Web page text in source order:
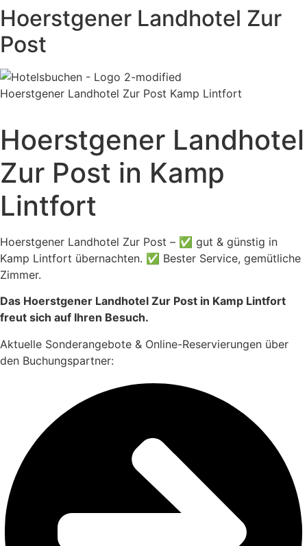
Hoerstgener Landhotel Zur
Post
Hoerstgener Landhotel Zur Post Kamp Lintfort
Hoerstgener Landhotel
Zur Post in Kamp
Lintfort
Hoerstgener Landhotel Zur Post – ✅ gut & günstig in
Kamp Lintfort übernachten. ✅ Bester Service, gemütliche
Zimmer.
Das Hoerstgener Landhotel Zur Post in Kamp Lintfort
freut sich auf Ihren Besuch.
Aktuelle Sonderangebote & Online-Reservierungen über
den Buchungspartner: